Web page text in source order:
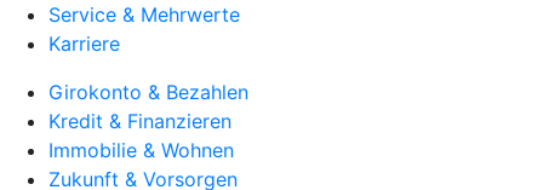
Service & Mehrwerte
Karriere
Girokonto & Bezahlen
Kredit & Finanzieren
Immobilie & Wohnen
Zukunft & Vorsorgen